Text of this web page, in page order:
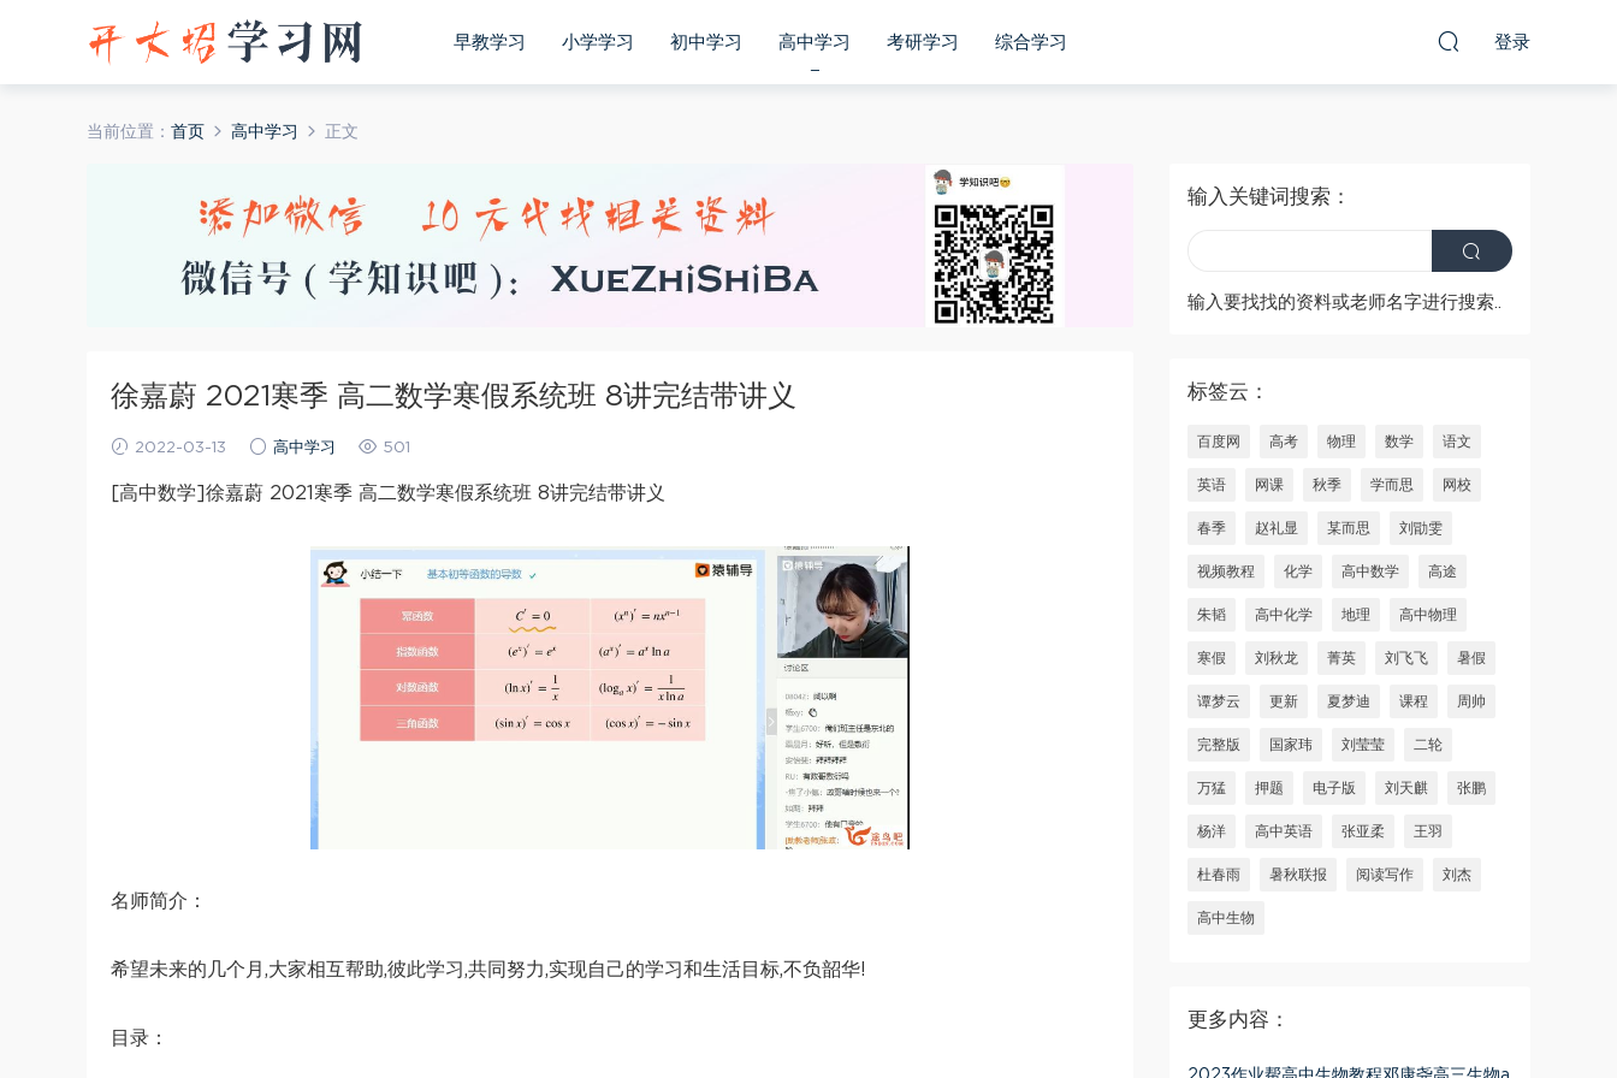
早教学习 小学学习 初中学习 高中学习 考研学习 综合学习 登录
当前位置： 首页 高中学习 正文
徐嘉蔚 2021寒季 高二数学寒假系统班 8讲完结带讲义
2022-03-13 高中学习 501
[高中数学]徐嘉蔚 2021寒季 高二数学寒假系统班 8讲完结带讲义
名师简介：
希望未来的几个月,大家相互帮助,彼此学习,共同努力,实现自己的学习和生活目标,不负韶华!
目录：
输入关键词搜索：
输入要找找的资料或老师名字进行搜索..
标签云：
百度网 高考 物理 数学 语文
英语 网课 秋季 学而思 网校
春季 赵礼显 某而思 刘勖雯
视频教程 化学 高中数学 高途
朱韬 高中化学 地理 高中物理
寒假 刘秋龙 菁英 刘飞飞 暑假
谭梦云 更新 夏梦迪 课程 周帅
完整版 国家玮 刘莹莹 二轮
万猛 押题 电子版 刘天麒 张鹏
杨洋 高中英语 张亚柔 王羽
杜春雨 暑秋联报 阅读写作 刘杰
高中生物
更多内容：